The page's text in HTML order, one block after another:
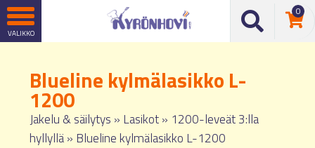
0
Blueline kylmälasikko L-
1200
Jakelu & säilytys » Lasikot» 1200-leveät 3:lla
hyllyllä» Blueline kylmälasikko L-1200